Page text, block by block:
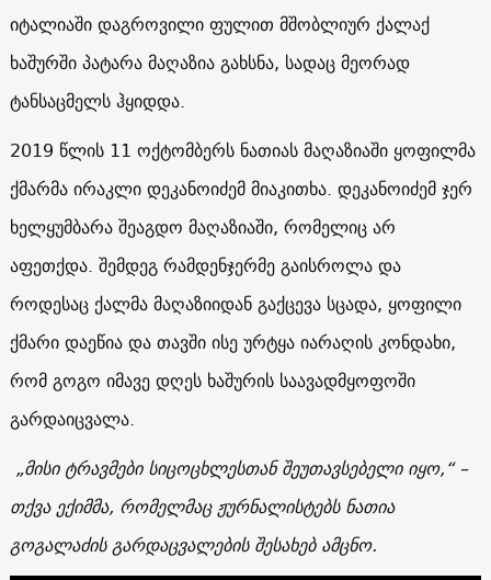
იტალიაში დაგროვილი ფულით მშობლიურ ქალაქ
ხაშურში პატარა მაღაზია გახსნა, სადაც მეორად
ტანსაცმელს ჰყიდდა.
2019 წლის 11 ოქტომბერს ნათიას მაღაზიაში ყოფილმა
ქმარმა ირაკლი დეკანოიძემ მიაკითხა. დეკანოიძემ ჯერ
ხელყუმბარა შეაგდო მაღაზიაში, რომელიც არ
აფეთქდა. შემდეგ რამდენჯერმე გაისროლა და
როდესაც ქალმა მაღაზიიდან გაქცევა სცადა, ყოფილი
ქმარი დაეწია და თავში ისე ურტყა იარაღის კონდახი,
რომ გოგო იმავე დღეს ხაშურის საავადმყოფოში
გარდაიცვალა.
„მისი ტრავმები სიცოცხლესთან შეუთავსებელი იყო,“ –
თქვა ექიმმა, რომელმაც ჟურნალისტებს ნათია
გოგალაძის გარდაცვალების შესახებ ამცნო.